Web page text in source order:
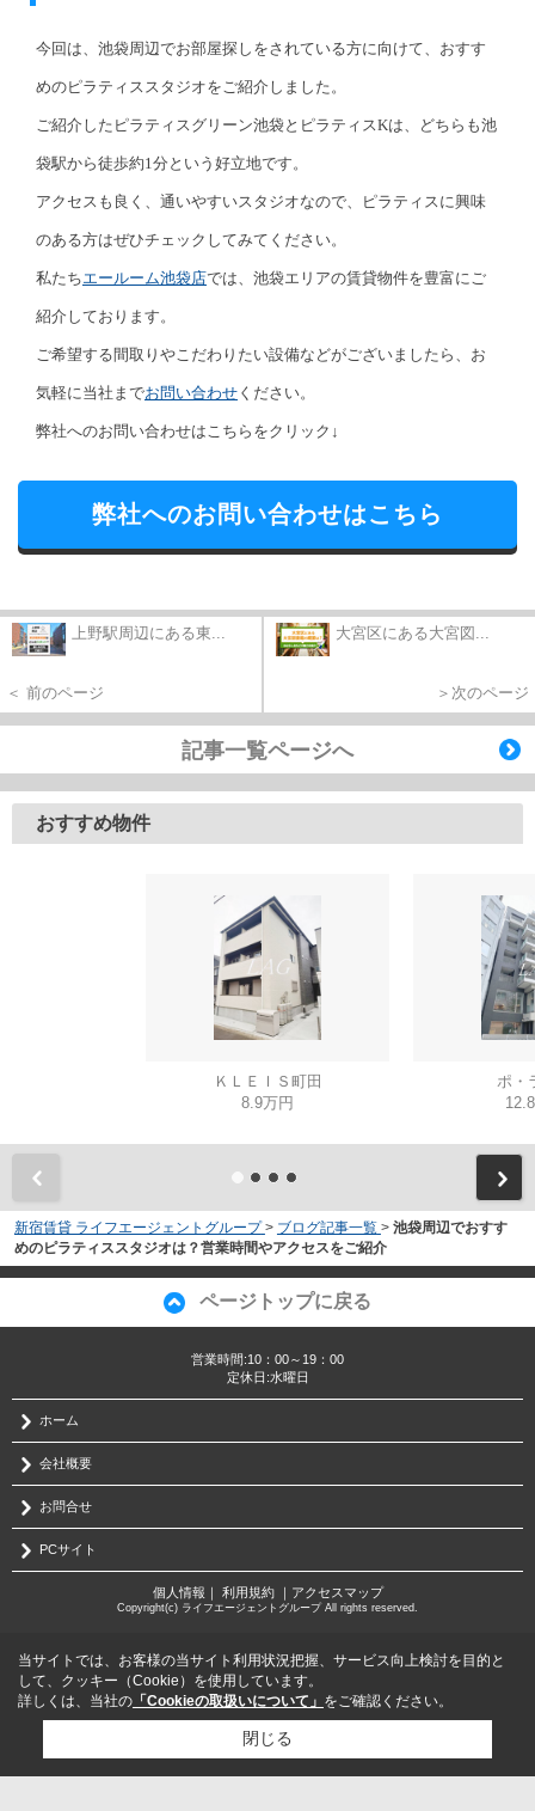
今回は、池袋周辺でお部屋探しをされている方に向けて、おすす
めのピラティススタジオをご紹介しました。
ご紹介したピラティスグリーン池袋とピラティスKは、どちらも池
袋駅から徒歩約1分という好立地です。
アクセスも良く、通いやすいスタジオなので、ピラティスに興味
のある方はぜひチェックしてみてください。
私たちエールーム池袋店では、池袋エリアの賃貸物件を豊富にご
紹介しております。
ご希望する間取りやこだわりたい設備などがございましたら、お
気軽に当社までお問い合わせ ください。
弊社へのお問い合わせはこちらをクリック↓
弊社へのお問い合わせはこちら
上野駅周辺にある東...
＜ 前のページ
大宮区にある大宮図...
＞次のページ
記事一覧ページへ
おすすめ物件
ＫＬＥＩＳ町田
8.9万円
ポ・
新宿賃貸 ライフエージェントグループ > ブログ記事一覧 > 池袋周辺でおすす
めのピラティススタジオは？営業時間やアクセスをご紹介
ページトップに戻る
営業時間:10：00～19：00
定休日:水曜日
ホーム
会社概要
お問合せ
PCサイト
個人情報 ｜ 利用規約｜ アクセスマップ
Copyright(c) ライフエージェントグループ All rights reserved.
当サイトでは、お客様の当サイト利用状況把握、サービス向上検討を目的と
して、クッキー（Cookie）を使用しています。
詳しくは、当社の 「Cookieの取扱いについて」 をご確認ください。
閉じる